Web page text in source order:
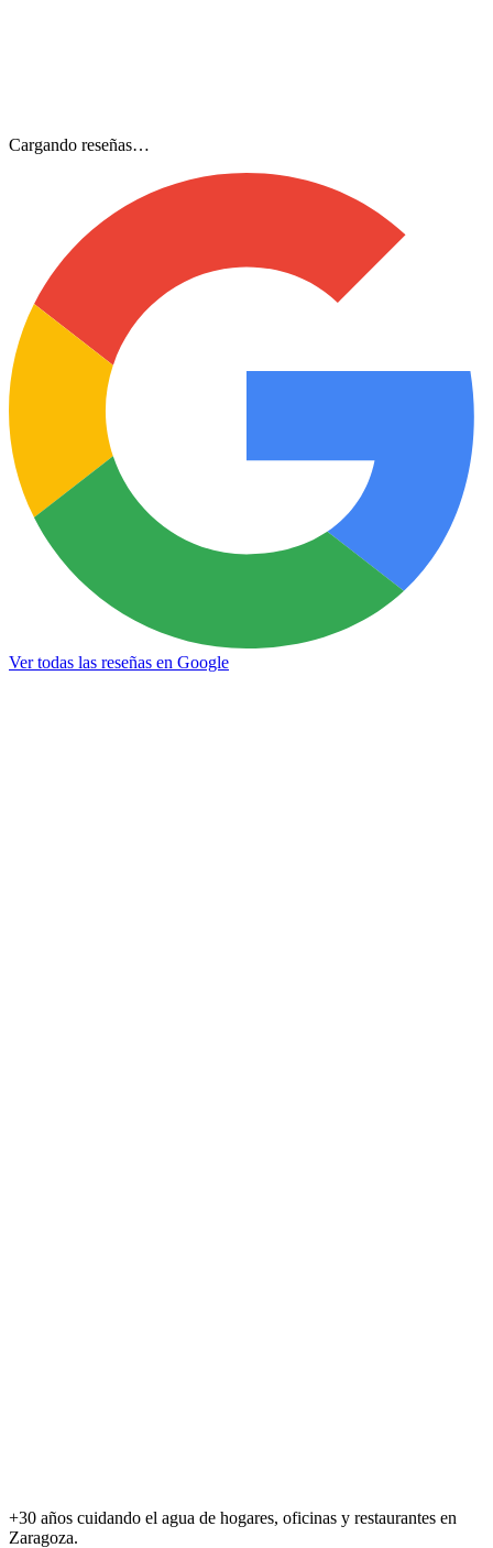
Cargando reseñas…
Ver todas las reseñas en Google
+30 años cuidando el agua de hogares, oficinas y restaurantes en
Zaragoza.